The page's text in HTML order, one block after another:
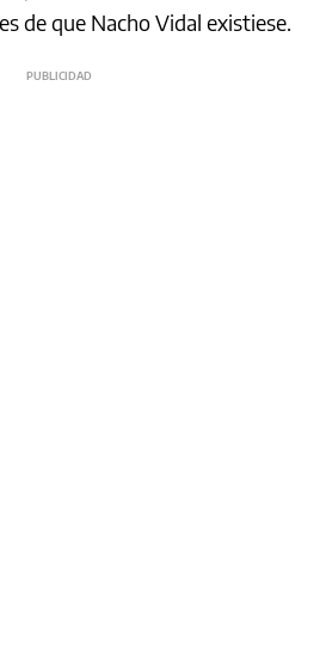
de que Nacho Vidal existiese.